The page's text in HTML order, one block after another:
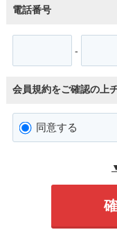
電話番号
-
会員規約をご確認の上
同意する